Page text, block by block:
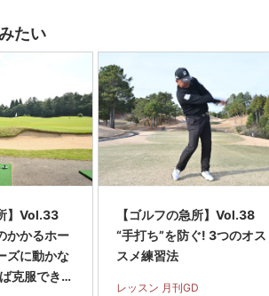
たい
】Vol.33
かかるホー
ズに動かな
克服でき
【ゴルフの急所】Vol.38
“手打ち”を防ぐ! 3つのオス
スメ練習法
レッスン 月刊GD